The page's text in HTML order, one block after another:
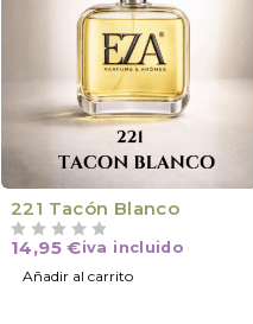
221 Tacón Blanco
14,95€iva incluido
Añadir al carrito